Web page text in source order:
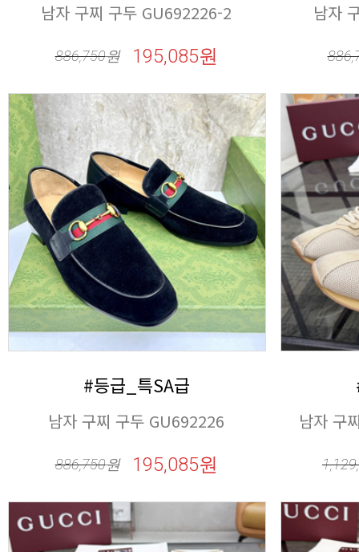
남자 구찌 구두 GU692226-2
886,750원 195,085원
남자
#등급_특SA급
남자 구찌 구두 GU692226
886,750원 195,085원
남자 구